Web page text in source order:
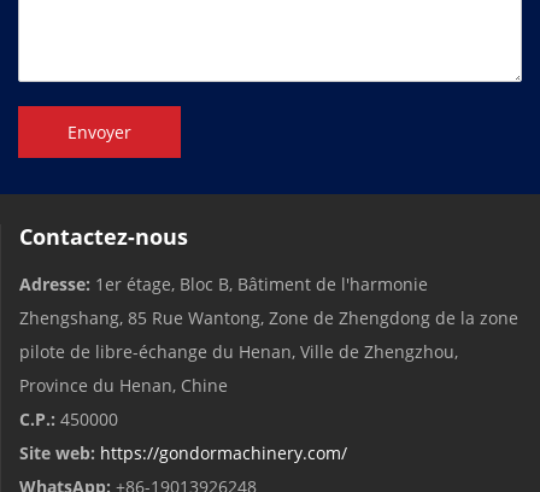
Envoyer
Contactez-nous
Adresse: 1er étage, Bloc B, Bâtiment de l'harmonie
Zhengshang, 85 Rue Wantong, Zone de Zhengdong de la zone
pilote de libre-échange du Henan, Ville de Zhengzhou,
Province du Henan, Chine
C.P.: 450000
Site web: https://gondormachinery.com/
WhatsApp: +86-19013926248